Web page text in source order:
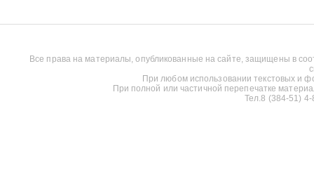
Все права на материалы, опубликованные на сайте, защищены в
При любом использовании текстовых и
При полной или частичной перепечатке
Тел.8 (384-51)